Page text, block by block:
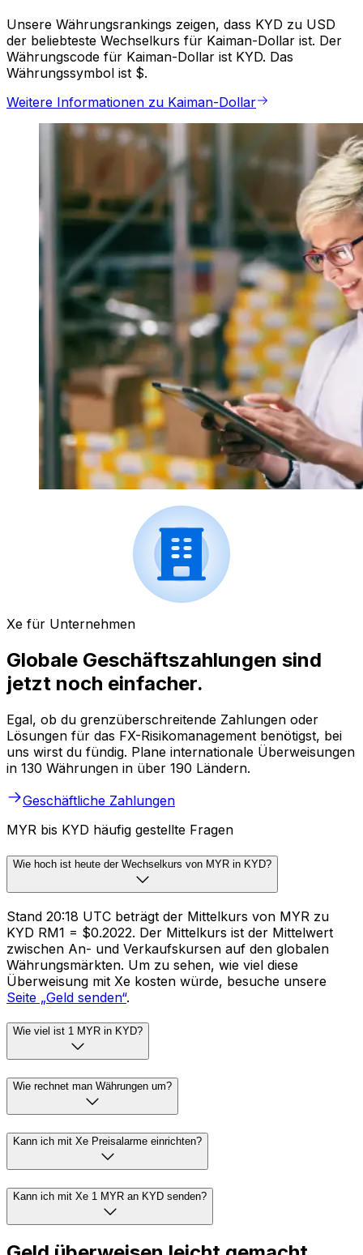
Unsere Währungsrankings zeigen, dass KYD zu USD
der beliebteste Wechselkurs für Kaiman-Dollar ist. Der
Währungscode für Kaiman-Dollar ist KYD. Das
Währungssymbol ist $.
Weitere Informationen zu Kaiman-Dollar
Xe für Unternehmen
Globale Geschäftszahlungen sind
jetzt noch einfacher.
Egal, ob du grenzüberschreitende Zahlungen oder
Lösungen für das FX-Risikomanagement benötigst, bei
uns wirst du fündig. Plane internationale Überweisungen
in 130 Währungen in über 190 Ländern.
Geschäftliche Zahlungen
MYR bis KYD häufig gestellte Fragen
Wie hoch ist heute der Wechselkurs von MYR in KYD?
Stand 20:18 UTC beträgt der Mittelkurs von MYR zu
KYD RM1 = $0.2022. Der Mittelkurs ist der Mittelwert
zwischen An- und Verkaufskursen auf den globalen
Währungsmärkten. Um zu sehen, wie viel diese
Überweisung mit Xe kosten würde, besuche unsere
Seite „Geld senden“.
Wie viel ist 1 MYR in KYD?
Wie rechnet man Währungen um?
Kann ich mit Xe Preisalarme einrichten?
Kann ich mit Xe 1 MYR an KYD senden?